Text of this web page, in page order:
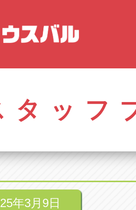
アップル
0561-84-
日井市柏井町4-43-1
春日井中央店
戸市美濃池町29-1
タッフ
年3月9日